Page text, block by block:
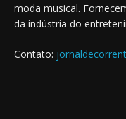
moda musical.
da indústria do
Contato: